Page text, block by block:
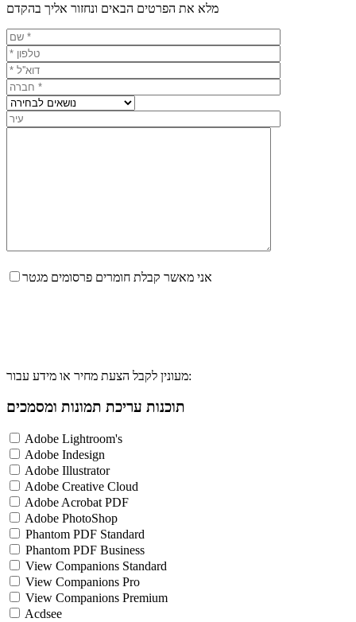
מלא את הפרטים הבאים ונחזור אליך בהקדם
אני מאשר קבלת חומרים פרסומים מגטר
מעונין לקבל הצעת מחיר או מידע עבור:
תוכנות עריכת תמונות ומסמכים
Adobe Lightroom's
Adobe Indesign
Adobe Illustrator
Adobe Creative Cloud
Adobe Acrobat PDF
Adobe PhotoShop
Phantom PDF Standard
Phantom PDF Business
View Companions Standard
View Companions Pro
View Companions Premium
Acdsee